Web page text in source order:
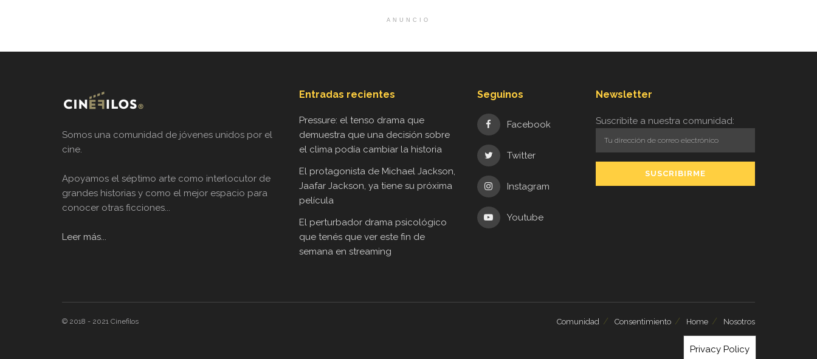
ANUNCIO
Somos una comunidad de jóvenes unidos por el
cine.
Apoyamos el séptimo arte como interlocutor de
grandes historias y como el mejor espacio para
conocer otras ficciones...
Leer más...
Entradas recientes
Pressure: el tenso drama que
demuestra que una decisión sobre
el clima podía cambiar la historia
El protagonista de Michael Jackson,
Jaafar Jackson, ya tiene su próxima
película
El perturbador drama psicológico
que tenés que ver este fin de
semana en streaming
Seguinos
Facebook
Twitter
Instagram
Youtube
Newsletter
Suscribite a nuestra comunidad:
© 2018 - 2021 Cinefilos Comunidad Consentimiento Home Nosotros
Privacy Policy